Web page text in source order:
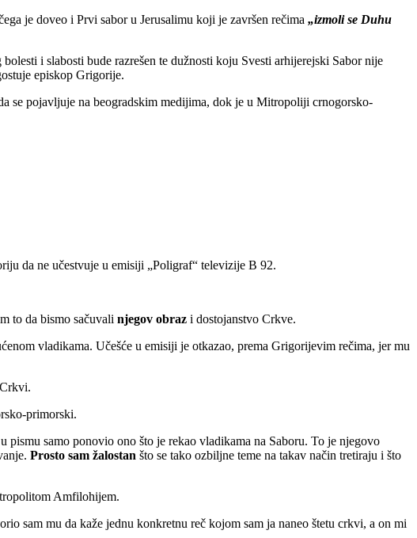
je doveo i Prvi sabor u Jerusalimu koji je završen rečima „izmoli se Duhu
i slabosti bude razrešen te dužnosti koju Svesti arhijerejski Sabor nije
episkop Grigorije.
se pojavljuje na beogradskim medijima, dok je u Mitropoliji crnogorsko-
da ne učestvuje u emisiji „Poligraf“ televizije B 92.
to da bismo sačuvali njegov obraz i dostojanstvo Crkve.
vladikama. Učešće u emisiji je otkazao, prema Grigorijevim rečima, jer mu
primorski.
samo ponovio ono što je rekao vladikama na Saboru. To je njegovo
Prosto sam žalostan što se tako ozbiljne teme na takav način tretiraju i što
Amfilohijem.
sam mu da kaže jednu konkretnu reč kojom sam ja naneo štetu crkvi, a on mi